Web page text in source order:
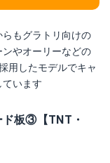
もグラトリ向けの
やオーリーなどの
用したモデルでキャ
います
ド板③【TNT・